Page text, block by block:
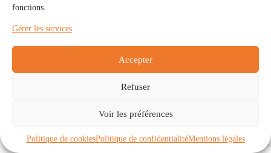
fonctions.
Gérer les services
Accepter
Refuser
Voir les préférences
Politique de cookiesPolitique de confidentialitéMentions légales
Communautés
À propos
Politique de cookies (UE)